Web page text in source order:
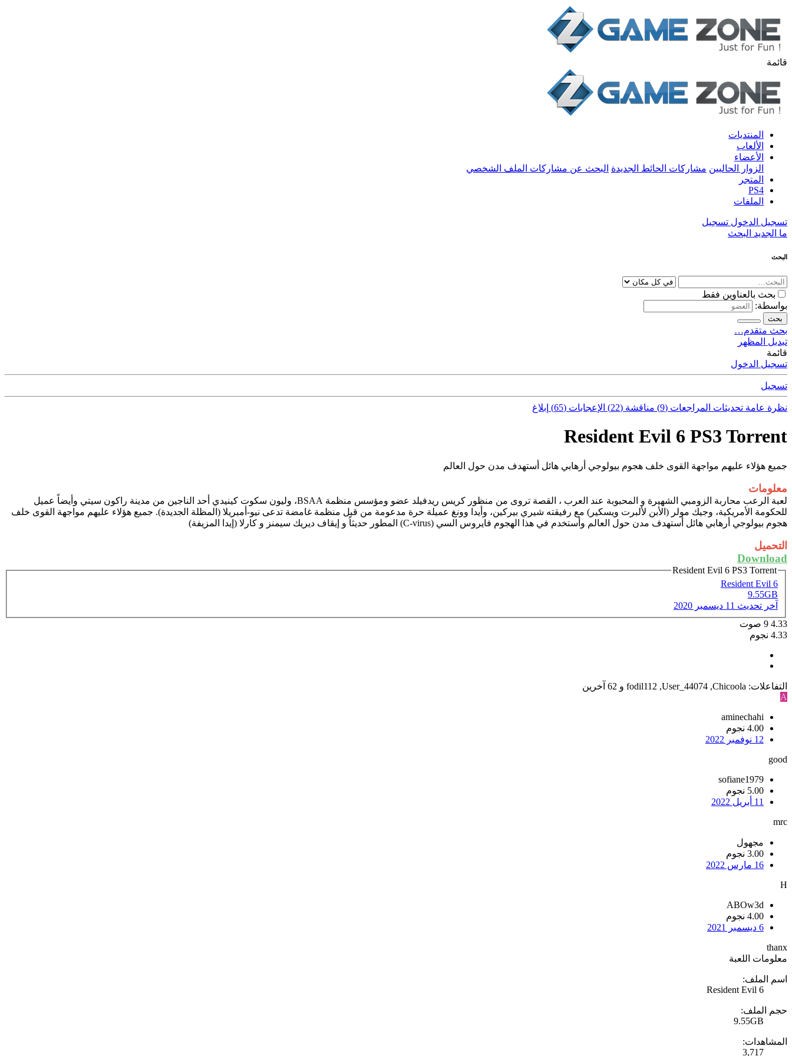
قائمة
المنتديات
الألعاب
الأعضاء
الزوار الحاليين مشاركات الحائط الجديدة البحث عن مشاركات الملف الشخصي
المتجر
PS4
الملفات
تسجيل الدخول تسجيل
ما الجديد البحث
البحث
بحث بالعناوين فقط
بواسطة:
بحث
بحث متقدم…
تبديل المظهر
قائمة
تسجيل الدخول
تسجيل
نظرة عامة تحديثات المراجعات (9) مناقشة (22) الإعجابات (65) إبلاغ
Resident Evil 6 PS3 Torrent
جميع هؤلاء عليهم مواجهة القوى خلف هجوم بيولوجي أرهابي هائل أستهدف مدن حول العالم
معلومات
لعبة الرعب محاربة الزومبي الشهيرة و المحبوبة عند العرب ، القصة تروى من منظور كريس ريدفيلد عضو ومؤسس منظمة BSAA، وليون سكوت كينيدي أحد الناجين من مدينة راكون سيتي وأيضاً عميل
للحكومة الأمريكية، وجيك مولر (الأبن لألبرت ويسكير) مع رفيقته شيري بيركين، وأيدا وونغ عميلة حرة مدعومة من قبل منظمة غامضة تدعى نيو-أمبريلا (المظلة الجديدة). جميع هؤلاء عليهم مواجهة القوى خلف
هجوم بيولوجي أرهابي هائل أستهدف مدن حول العالم وأستخدم في هذا الهجوم فايروس السي (C-virus) المطور حديثاً و إيقاف ديريك سيمنز و كارلا (إيدا المزيفة)
التحميل
Download
Resident Evil 6 PS3 Torrent
Resident Evil 6
9.55GB
آخر تحديث 11 ديسمبر 2020
4.33
9 صوت
4.33 نجوم
التفاعلات: Chicoola
,
User_44074
,
fodil112 و 62 آخرين
A
aminechahi
4.00 نجوم
12 نوفمبر 2022
good
sofiane1979
5.00 نجوم
11 أبريل 2022
mrc
مجهول
3.00 نجوم
16 مارس 2022
H
ABOw3d
4.00 نجوم
6 ديسمبر 2021
thanx
معلومات اللعبة
اسم الملف:
Resident Evil 6
حجم الملف:
9.55GB
المشاهدات:
3,717